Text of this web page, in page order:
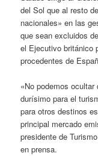
del Sol que al resto
nacionales» en las
que sean excluidos
el Ejecutivo británico
procedentes de
«No podemos
durísimo para el
para otros destinos
principal mercado
presidente de
en prensa.